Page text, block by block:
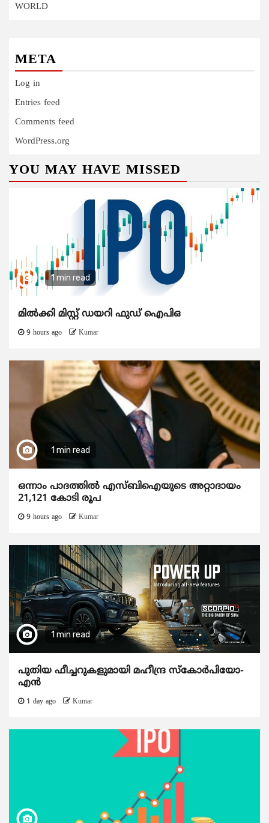
WORLD
META
Log in
Entries feed
Comments feed
WordPress.org
YOU MAY HAVE MISSED
1 min read
മിൽക്കി മിസ്റ്റ് ഡയറി ഫുഡ് ഐപിഒ
9 hours ago Kumar
1 min read
ഒന്നാം പാദത്തിൽ എസ്ബിഐയുടെ അറ്റാദായം
21,121 കോടി രൂപ
9 hours ago Kumar
1 min read
പുതിയ ഫീച്ചറുകളുമായി മഹീന്ദ്ര സ്കോർപിയോ-
എൻ
1 day ago Kumar